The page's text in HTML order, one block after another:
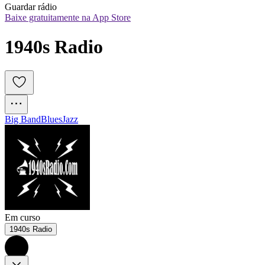
Guardar rádio
Baixe gratuitamente na App Store
1940s Radio
Big BandBluesJazz
Em curso
1940s Radio